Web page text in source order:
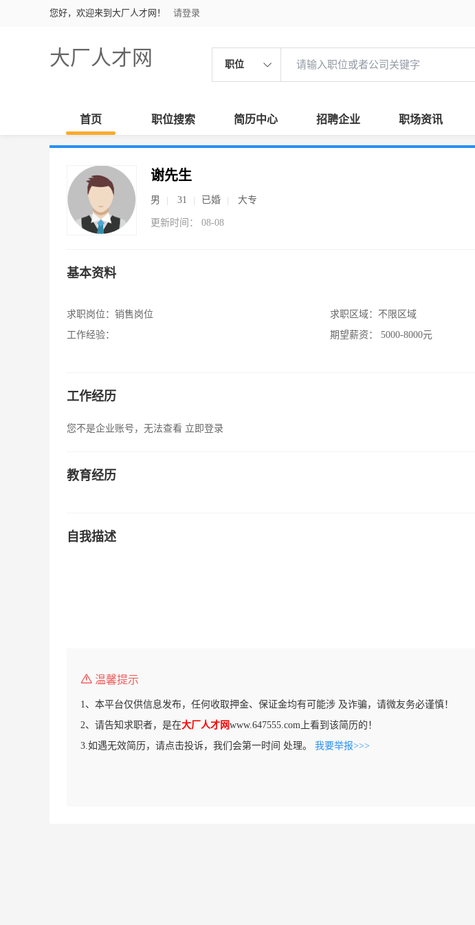
您好，欢迎来到大厂人才网！ 请登录
大厂人才网 职位
首页 职位搜索 简历中心 招聘企业 职场资讯
谢先生
男 31 已婚 大专
更新时间： 08-08
基本资料
求职岗位： 销售岗位
工作经验：
求职区域： 不限区域
期望薪资：
5000-8000元
工作经历
您不是企业账号，无法查看 立即登录
教育经历
自我描述
温馨提示
1、本平台仅供信息发布，任何收取押金、保证金均有可能涉 及诈骗，请微友务必谨慎！
2、请告知求职者，是在大厂人才网www.647555.com上看到该简历的！
3.如遇无效简历，请点击投诉，我们会第一时间 处理。 我要举报>>>